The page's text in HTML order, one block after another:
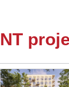
NT